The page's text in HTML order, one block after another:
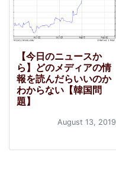
【今日のニュースか
ら】どのメディアの情
報を読んだらいいのか
わからない【韓国問
題】
August 13, 2019